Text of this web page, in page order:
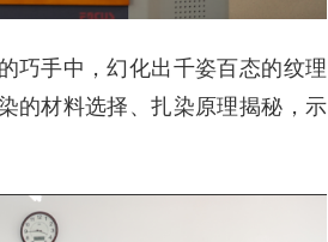
巧手中，幻化出千姿百态的纹理
的材料选择、扎染原理揭秘，示